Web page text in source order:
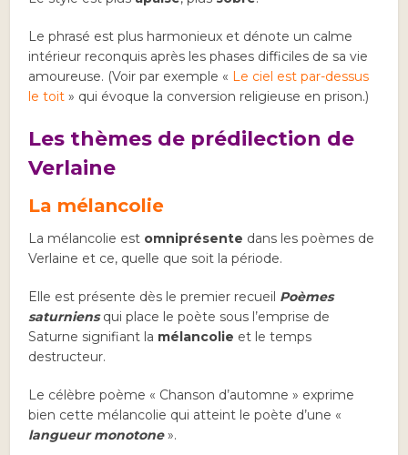
Le phrasé est plus harmonieux et dénote un calme
intérieur reconquis après les phases difficiles de sa vie
amoureuse. (Voir par exemple « Le ciel est par-dessus
le toit » qui évoque la conversion religieuse en prison.)
Les thèmes de prédilection de
Verlaine
La mélancolie
La mélancolie est omniprésente dans les poèmes de
Verlaine et ce, quelle que soit la période.
Elle est présente dès le premier recueil Poèmes
saturniensqui place le poète sous l’emprise de
Saturne signifiant la mélancolie et le temps
destructeur.
Le célèbre poème « Chanson d’automne » exprime
bien cette mélancolie qui atteint le poète d’une «
langueur monotone».